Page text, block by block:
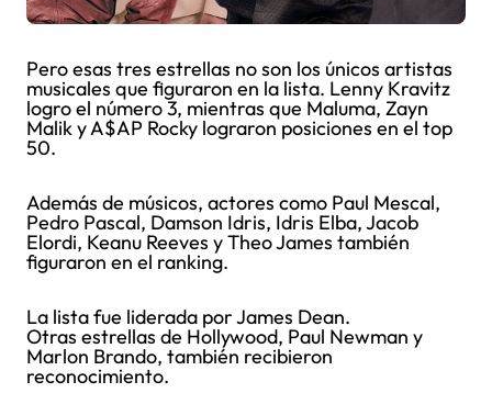
Pero esas tres estrellas no son los únicos artistas
musicales que figuraron en la lista. Lenny Kravitz
logro el número 3, mientras que Maluma, Zayn
Malik y A$AP Rocky lograron posiciones en el top
50.
Además de músicos, actores como Paul Mescal,
Pedro Pascal, Damson Idris, Idris Elba, Jacob
Elordi, Keanu Reeves y Theo James también
figuraron en el ranking.
La lista fue liderada por James Dean.
Otras estrellas de Hollywood, Paul Newman y
Marlon Brando, también recibieron
reconocimiento.